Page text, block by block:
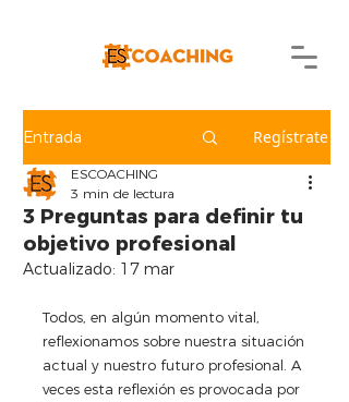
Entrada Regístrate
3 Preguntas para definir tu
objetivo profesional
ESCOACHING
3 min de lectura
Actualizado: 17 mar
Todos, en algún momento vital,
reflexionamos sobre nuestra situación
actual y nuestro futuro profesional. A
veces esta reflexión es provocada por